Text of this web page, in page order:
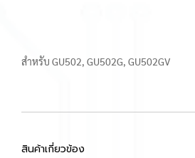
สำหรับ GU502, GU502G, GU502GV
สินค้าเกี่ยวข้อง